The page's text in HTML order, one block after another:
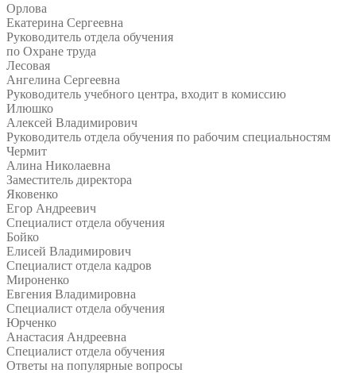
Орлова
Екатерина Сергеевна
Руководитель отдела обучения
по Охране труда
Лесовая
Ангелина Сергеевна
Руководитель учебного центра, входит в комиссию
Илюшко
Алексей Владимирович
Руководитель отдела обучения по рабочим специальностям
Чермит
Алина Николаевна
Заместитель директора
Яковенко
Егор Андреевич
Специалист отдела обучения
Бойко
Елисей Владимирович
Специалист отдела кадров
Мироненко
Евгения Владимировна
Специалист отдела обучения
Юрченко
Анастасия Андреевна
Специалист отдела обучения
Ответы на популярные вопросы